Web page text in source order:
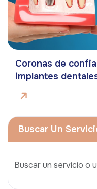
Coronas de
implantes
Buscar Un